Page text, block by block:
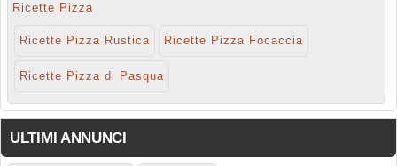
Ricette Pizza
Ricette Pizza Rustica Ricette Pizza Focaccia
Ricette Pizza di Pasqua
ULTIMI ANNUNCI